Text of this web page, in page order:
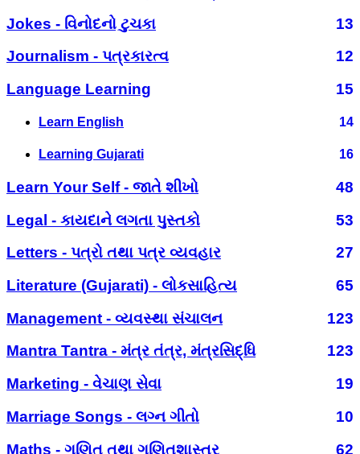
Jokes - વિનોદનો ટુચકા
13
Journalism - પત્રકારત્વ
12
Language Learning
15
Learn English 14
Learning Gujarati 16
Learn Your Self - જાતે શીખો
48
Legal - કાયદાને લગતા પુસ્તકો
53
Letters - પત્રો તથા પત્ર વ્યવહાર
27
Literature (Gujarati) - લોકસાહિત્ય
65
Management - વ્યવસ્થા સંચાલન
123
Mantra Tantra - મંત્ર તંત્ર, મંત્રસિદ્ધિ
123
Marketing - વેચાણ સેવા
19
Marriage Songs - લગ્ન ગીતો
10
Maths - ગણિત તથા ગણિતશાસ્ત્ર
62